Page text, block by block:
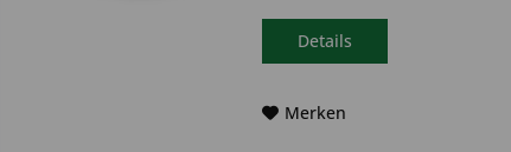
verbaut. Bitte achte darauf,
dass der Autoschlüssel
Details
Merken